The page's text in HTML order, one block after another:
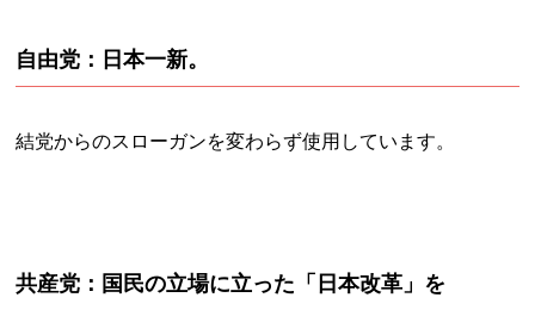
自由党：日本一新。
結党からのスローガンを変わらず使用しています。
共産党：国民の立場に立った「日本改革」を